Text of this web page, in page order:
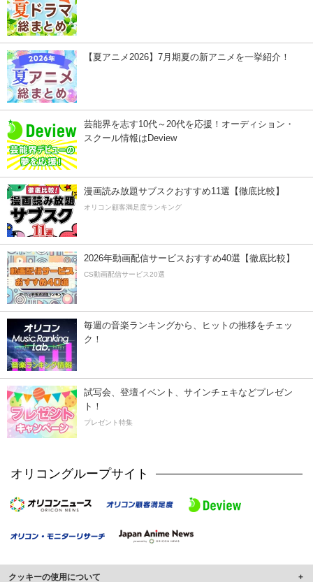
【夏アニメ2026】7月期夏の新アニメを一挙紹介！
芸能界を志す10代～20代を応援！オーディション・
スクール情報はDeview
漫画読み放題サブスクおすすめ11選【徹底比較】
オリコン顧客満足度ランキング
2026年動画配信サービスおすすめ40選【徹底比較】
CS動画配信サービス20選
毎週の音楽ランキングから、ヒットの推移をチェッ
ク！
試写会、登壇イベント、サインチェキなどプレゼン
ト！
プレゼント特集
オリコングループサイト
クッキーの使用について